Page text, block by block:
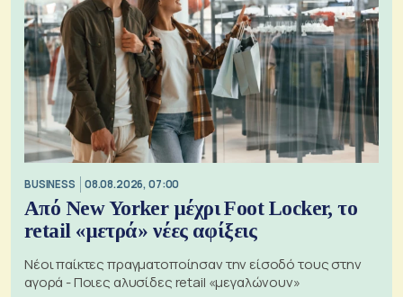
BUSINESS 08.08.2026, 07:00
Από New Yorker μέχρι Foot Locker, το
retail «μετρά» νέες αφίξεις
Νέοι παίκτες πραγματοποίησαν την είσοδό τους στην
αγορά - Ποιες αλυσίδες retail «μεγαλώνουν»